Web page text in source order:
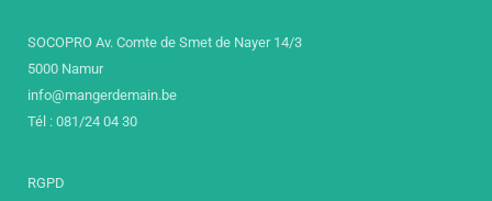
SOCOPRO Av. Comte de Smet de Nayer 14/3
5000 Namur
info@mangerdemain.be
Tél : 081/24 04 30
RGPD